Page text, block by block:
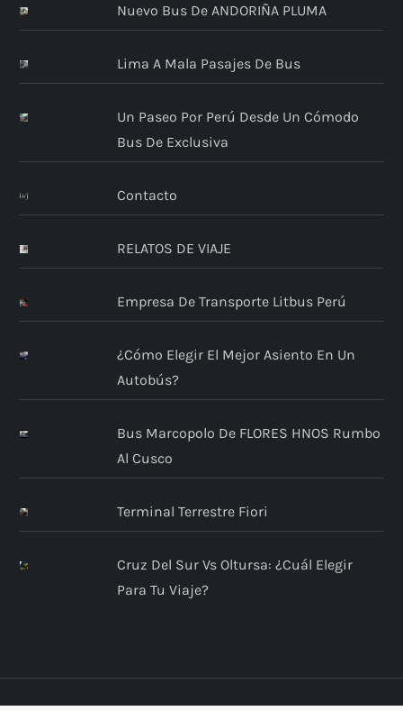
c
i
ó
d
e
n
t
r
a
d
a
s
Nuevo Bus De ANDORIÑA PLUMA
Lima A Mala Pasajes De Bus
Un Paseo Por Perú Desde Un Cómodo
Bus De Exclusiva
Contacto
RELATOS DE VIAJE
Empresa De Transporte Litbus Perú
¿Cómo Elegir El Mejor Asiento En Un
Autobús?
Bus Marcopolo De FLORES HNOS Rumbo
Al Cusco
Terminal Terrestre Fiori
Cruz Del Sur Vs Oltursa: ¿Cuál Elegir
Para Tu Viaje?